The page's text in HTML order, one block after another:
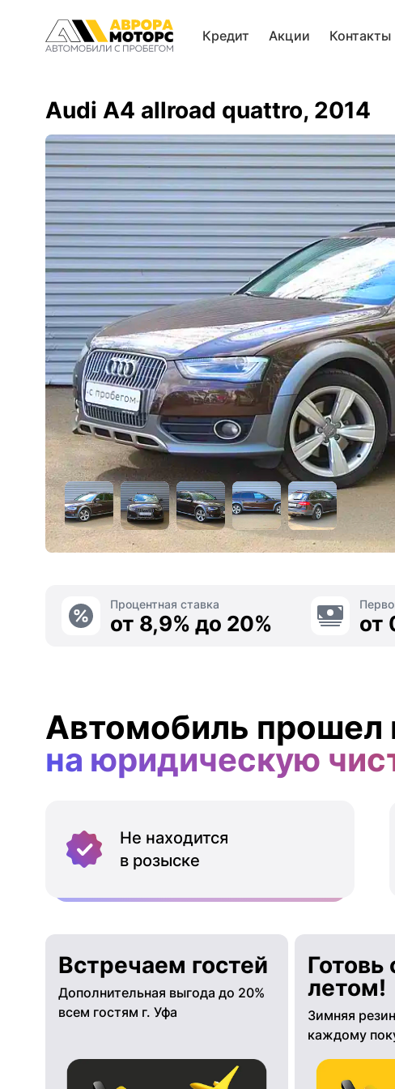
Кредит Акции Контакты
Audi A4 allroad quattro, 2014
Процентная ставка
от 8,9% до 20% от
Автомобиль прошел
на юридическую
Не находится
в розыске
Встречаем гостей
Дополнительная выгода до 20%
всем гостям г. Уфа
Готовь
летом!
Зимняя
каждому